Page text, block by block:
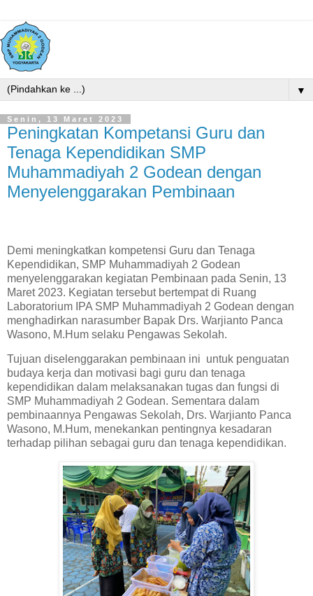
▼
Senin, 13 Maret 2023
Peningkatan Kompetansi Guru dan
Tenaga Kependidikan SMP
Muhammadiyah 2 Godean dengan
Menyelenggarakan Pembinaan
Demi meningkatkan kompetensi Guru dan Tenaga
Kependidikan, SMP Muhammadiyah 2 Godean
menyelenggarakan kegiatan Pembinaan pada Senin, 13
Maret 2023. Kegiatan tersebut bertempat di Ruang
Laboratorium IPA SMP Muhammadiyah 2 Godean dengan
menghadirkan narasumber Bapak Drs. Warjianto Panca
Wasono, M.Hum selaku Pengawas Sekolah.
Tujuan diselenggarakan pembinaan ini untuk penguatan
budaya kerja dan motivasi bagi guru dan tenaga
kependidikan dalam melaksanakan tugas dan fungsi di
SMP Muhammadiyah 2 Godean. Sementara dalam
pembinaannya Pengawas Sekolah, Drs. Warjianto Panca
Wasono, M.Hum, menekankan pentingnya kesadaran
terhadap pilihan sebagai guru dan tenaga kependidikan.